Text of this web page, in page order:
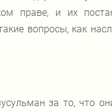
праве, и их
вопросы, как
за то, что